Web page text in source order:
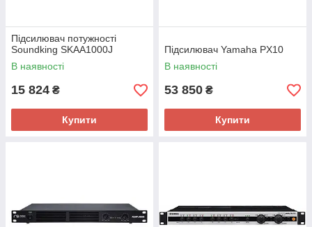
Підсилювач потужності
Soundking SKAA1000J
В наявності
15 824 ₴
Купити
Підсилювач Yamaha PX10
В наявності
53 850 ₴
Купити